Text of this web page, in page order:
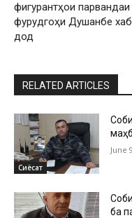
фигурантҳои парвандаи
фурудгоҳи Душанбе
дод
RELATED ARTICLES
Сиёсат
June
ба